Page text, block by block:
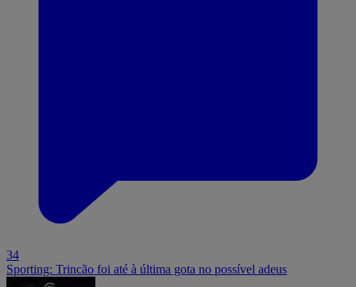
34
Sporting: Trincão foi até à última gota no possível adeus